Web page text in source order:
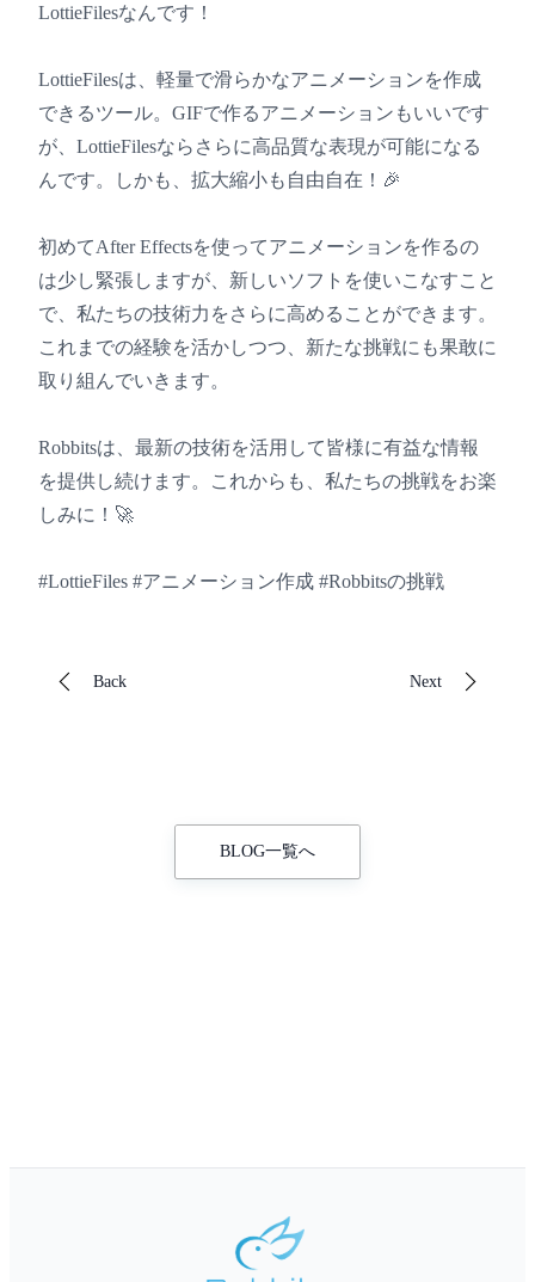
LottieFilesなんです！
LottieFilesは、軽量で滑らかなアニメーションを作成
できるツール。GIFで作るアニメーションもいいです
が、LottieFilesならさらに高品質な表現が可能になる
んです。しかも、拡大縮小も自由自在！🎉
初めてAfter Effectsを使ってアニメーションを作るの
は少し緊張しますが、新しいソフトを使いこなすこと
で、私たちの技術力をさらに高めることができます。
これまでの経験を活かしつつ、新たな挑戦にも果敢に
取り組んでいきます。
Robbitsは、最新の技術を活用して皆様に有益な情報
を提供し続けます。これからも、私たちの挑戦をお楽
しみに！🚀
#LottieFiles #アニメーション作成 #Robbitsの挑戦
Back Next
BLOG一覧へ